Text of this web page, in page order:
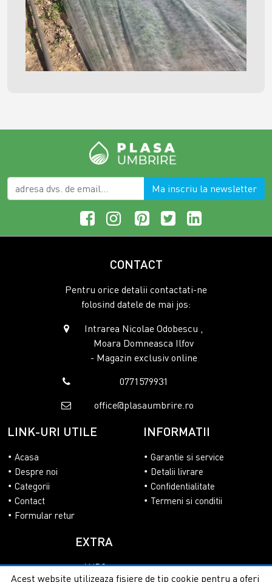
Ma inscriu la newsletter
CONTACT
Pentru orice detalii contactati-ne
folosind datele de mai jos:
Intrarea Nicolae Odobescu ,
Moara Domneasca Ilfov
- Magazin exclusiv online
0771579931
office@plasaumbrire.ro
LINK-URI UTILE
Acasa
Despre noi
Categorii
Contact
Formular retur
INFORMATII
Garantie si service
Detalii livrare
Confidentialitate
Termeni si conditii
EXTRA
ANPC
Acest website utilizeaza fisiere de tip cookie pentru a oferi